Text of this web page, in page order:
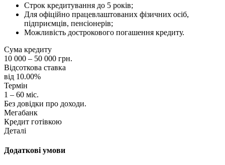
Строк кредитування до 5 років;
Для офіційно працевлаштованих фізичних осіб,
підприємців, пенсіонерів;
Можливість дострокового погашення кредиту.
Сума кредиту
10 000 – 50 000 грн.
Відсоткова ставка
від 10.00%
Термін
1 – 60 міс.
Без довідки про доходи.
Мегабанк
Кредит готівкою
Деталі
Додаткові умови